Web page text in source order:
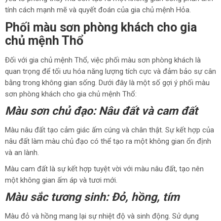
tính cách mạnh mẽ và quyết đoán của gia chủ mệnh Hỏa.
Phối màu sơn phòng khách cho gia
chủ mệnh Thổ
Đối với gia chủ mệnh Thổ, việc phối màu sơn phòng khách là
quan trọng để tối ưu hóa năng lượng tích cực và đảm bảo sự cân
bằng trong không gian sống. Dưới đây là một số gợi ý phối màu
sơn phòng khách cho gia chủ mệnh Thổ:
Màu sơn chủ đạo: Nâu đất và cam đất
Màu nâu đất tạo cảm giác ấm cúng và chân thật. Sự kết hợp của
nâu đất làm màu chủ đạo có thể tạo ra một không gian ổn định
và an lành.
Màu cam đất là sự kết hợp tuyệt vời với màu nâu đất, tạo nên
một không gian ấm áp và tươi mới.
Màu sắc tương sinh: Đỏ, hồng, tím
Màu đỏ và hồng mang lại sự nhiệt độ và sinh động. Sử dụng